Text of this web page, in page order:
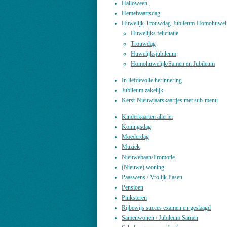
Halloween
Hemelvaartsdag
Huwelijk-Trouwdag-Jubileum-
Huwelijks felicitatie
Trouwdag
Huwelijksjubileum
Homohuwelijk/Samen en Jubileum
In liefdevolle herinnering
Jubileum zakelijk
Kerst-Nieuwjaarskaartjes met sub-menu
Kinderkaarten allerlei
Koningsdag
Moederdag
Muziek
Nieuwebaan/Promotie
(Nieuwe) woning
Paaswens / Vrolijk Pasen
Pensioen
Pinksteren
Rijbewijs succes examen en geslaagd
Samenwonen / Jubileum Samen